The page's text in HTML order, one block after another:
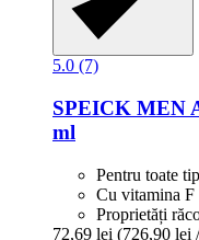
5.0 (7)
SPEICK MEN
ml
Pentru toate
Cu vitamina F
Proprietăți
72,69 lei (726,90 lei